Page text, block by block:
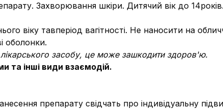
Захворювання шкіри. Дитячий вік до 14років.
віку тавперіод вагітності. Не наносити на
оболонки.
засобу, це може зашкодити здоров'ю.
та інші види взаємодій.
препарату свідчать про індивідуальну